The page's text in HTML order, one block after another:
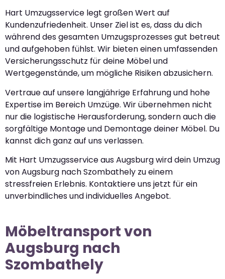
Hart Umzugsservice legt großen Wert auf
Kundenzufriedenheit. Unser Ziel ist es, dass du dich
während des gesamten Umzugsprozesses gut betreut
und aufgehoben fühlst. Wir bieten einen umfassenden
Versicherungsschutz für deine Möbel und
Wertgegenstände, um mögliche Risiken abzusichern.
Vertraue auf unsere langjährige Erfahrung und hohe
Expertise im Bereich Umzüge. Wir übernehmen nicht
nur die logistische Herausforderung, sondern auch die
sorgfältige Montage und Demontage deiner Möbel. Du
kannst dich ganz auf uns verlassen.
Mit Hart Umzugsservice aus Augsburg wird dein Umzug
von Augsburg nach Szombathely zu einem
stressfreien Erlebnis. Kontaktiere uns jetzt für ein
unverbindliches und individuelles Angebot.
Möbeltransport von
Augsburg nach
Szombathely